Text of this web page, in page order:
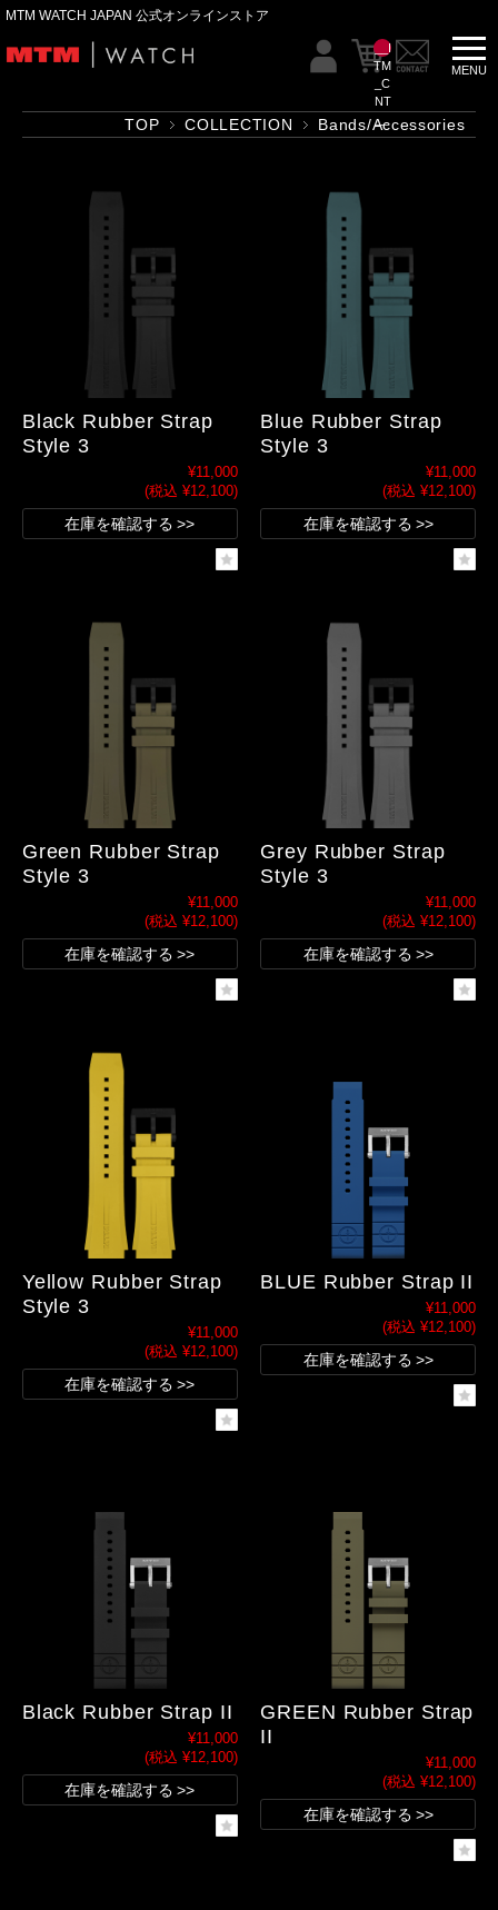
MTM WATCH JAPAN 公式オンラインストア
__I
TM
_C
NT
__
TOP COLLECTION Bands/Accessories
Black Rubber Strap
Style 3
¥11,000
(税込 ¥12,100)
在庫を確認する
Blue Rubber Strap
Style 3
¥11,000
(税込 ¥12,100)
在庫を確認する
Green Rubber Strap
Style 3
¥11,000
(税込 ¥12,100)
在庫を確認する
Grey Rubber Strap
Style 3
¥11,000
(税込 ¥12,100)
在庫を確認する
Yellow Rubber Strap
Style 3
¥11,000
(税込 ¥12,100)
在庫を確認する
BLUE Rubber Strap II
¥11,000
(税込 ¥12,100)
在庫を確認する
Black Rubber Strap II
¥11,000
(税込 ¥12,100)
在庫を確認する
GREEN Rubber Strap
II
¥11,000
(税込 ¥12,100)
在庫を確認する